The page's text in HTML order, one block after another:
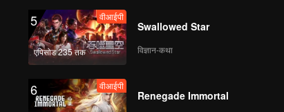
5
एपिसोड 235 तक
वीआईपी
Swallowed Star
विज्ञान-कथा
6 वीआईपी
Renegade Immortal